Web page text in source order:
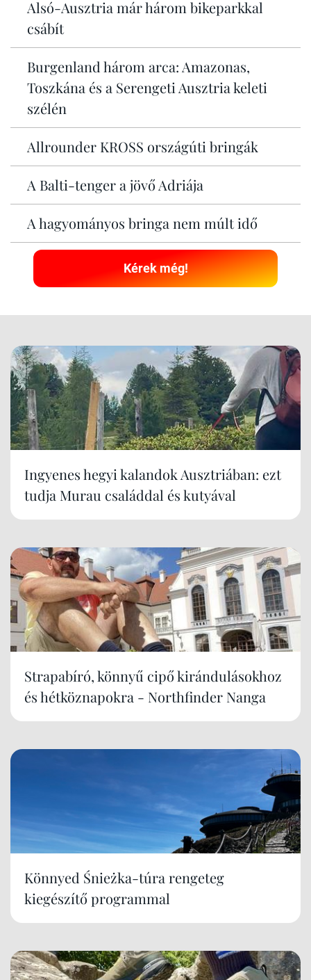
Alsó-Ausztria már három bikeparkkal
csábít
Burgenland három arca: Amazonas,
Toszkána és a Serengeti Ausztria keleti
szélén
Allrounder KROSS országúti bringák
A Balti-tenger a jövő Adriája
A hagyományos bringa nem múlt idő
Kérek még!
Ingyenes hegyi kalandok Ausztriában: ezt
tudja Murau családdal és kutyával
Strapabíró, könnyű cipő kirándulásokhoz
és hétköznapokra - Northfinder Nanga
Könnyed Śnieżka-túra rengeteg
kiegészítő programmal